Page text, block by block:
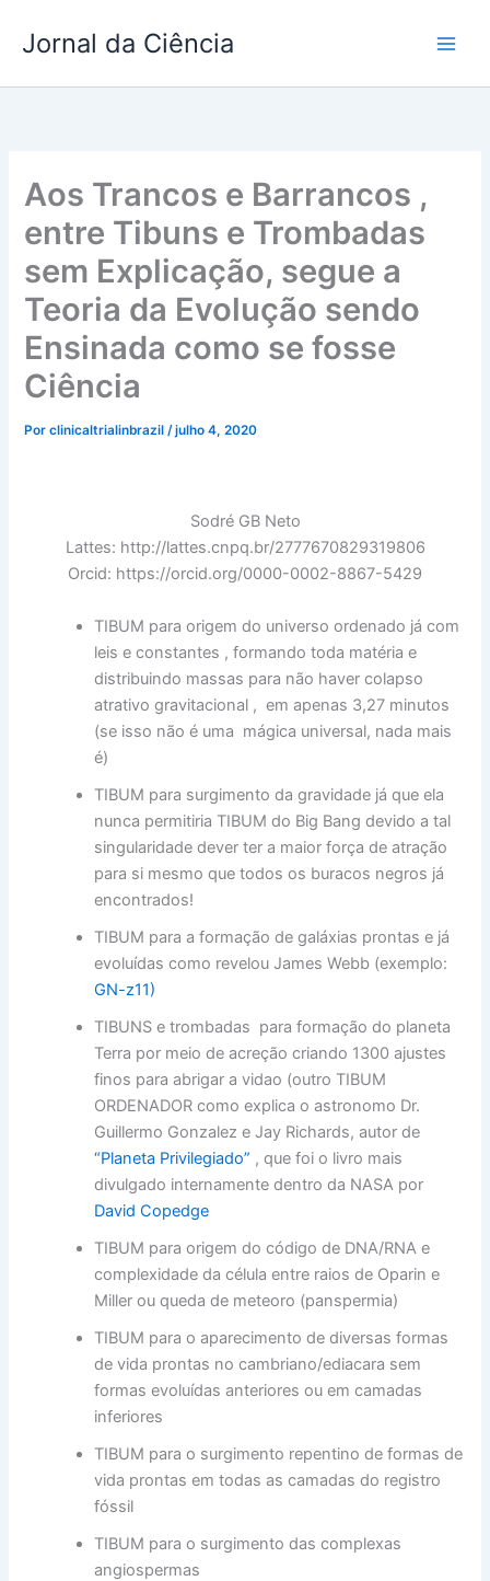
para
conteúdo
Jornal da Ciência
Aos Trancos e Barrancos ,
entre Tibuns e Trombadas
sem Explicação, segue a
Teoria da Evolução sendo
Ensinada como se fosse
Ciência
Porclinicaltrialinbrazil/julho 4, 2020
Sodré GB Neto
Lattes: http://lattes.cnpq.br/2777670829319806
Orcid: https://orcid.org/0000-0002-8867-5429
TIBUM para origem do universo ordenado já com
leis e constantes , formando toda matéria e
distribuindo massas para não haver colapso
atrativo gravitacional , em apenas 3,27 minutos
(se isso não é uma mágica universal, nada mais
é)
TIBUM para surgimento da gravidade já que ela
nunca permitiria TIBUM do Big Bang devido a tal
singularidade dever ter a maior força de atração
para si mesmo que todos os buracos negros já
encontrados!
TIBUM para a formação de galáxias prontas e já
evoluídas como revelou James Webb (exemplo:
GN-z11)
TIBUNS e trombadas para formação do planeta
Terra por meio de acreção criando 1300 ajustes
finos para abrigar a vidao (outro TIBUM
ORDENADOR como explica o astronomo Dr.
Guillermo Gonzalez e Jay Richards, autor de
“Planeta Privilegiado” , que foi o livro mais
divulgado internamente dentro da NASA por
David Copedge
TIBUM para origem do código de DNA/RNA e
complexidade da célula entre raios de Oparin e
Miller ou queda de meteoro (panspermia)
TIBUM para o aparecimento de diversas formas
de vida prontas no cambriano/ediacara sem
formas evoluídas anteriores ou em camadas
inferiores
TIBUM para o surgimento repentino de formas de
vida prontas em todas as camadas do registro
fóssil
TIBUM para o surgimento das complexas
angiospermas